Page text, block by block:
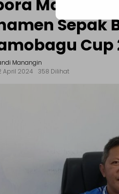
Sepak
Cup
Manangin
April 2024
358 Dilihat